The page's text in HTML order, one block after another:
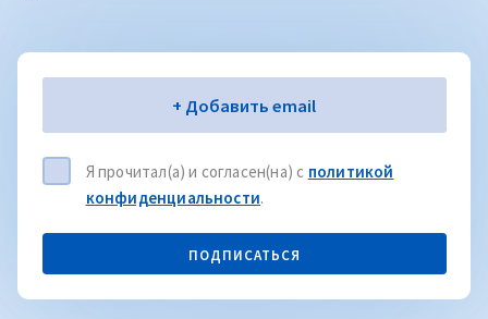
Электронная почта+ Добавить email
Я прочитал(а) и согласен(на) с политикой
конфиденциальности.
ПОДПИСАТЬСЯ